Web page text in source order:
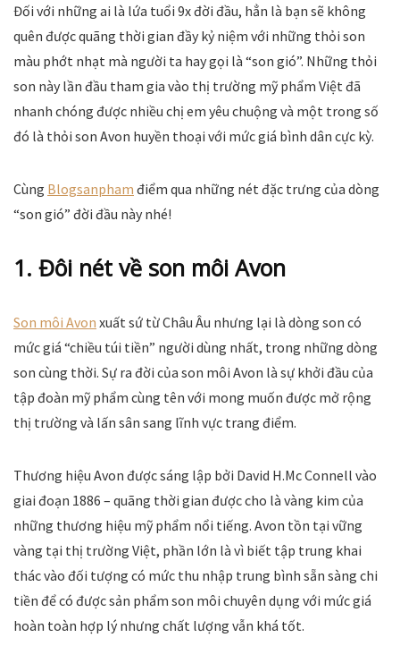
Đối với những ai là lứa tuổi 9x đời đầu, hẳn là bạn sẽ không
quên được quãng thời gian đầy kỷ niệm với những thỏi son
màu phớt nhạt mà người ta hay gọi là “son gió”. Những thỏi
son này lần đầu tham gia vào thị trường mỹ phẩm Việt đã
nhanh chóng được nhiều chị em yêu chuộng và một trong số
đó là thỏi son Avon huyền thoại với mức giá bình dân cực kỳ.
Cùng Blogsanpham điểm qua những nét đặc trưng của dòng
“son gió” đời đầu này nhé!
1. Đôi nét về son môi Avon
Son môi Avon xuất sứ từ Châu Âu nhưng lại là dòng son có
mức giá “chiều túi tiền” người dùng nhất, trong những dòng
son cùng thời. Sự ra đời của son môi Avon là sự khởi đầu của
tập đoàn mỹ phẩm cùng tên với mong muốn được mở rộng
thị trường và lấn sân sang lĩnh vực trang điểm.
Thương hiệu Avon được sáng lập bởi David H.Mc Connell vào
giai đoạn 1886 – quãng thời gian được cho là vàng kim của
những thương hiệu mỹ phẩm nổi tiếng. Avon tồn tại vững
vàng tại thị trường Việt, phần lớn là vì biết tập trung khai
thác vào đối tượng có mức thu nhập trung bình sẵn sàng chi
tiền để có được sản phẩm son môi chuyên dụng với mức giá
hoàn toàn hợp lý nhưng chất lượng vẫn khá tốt.